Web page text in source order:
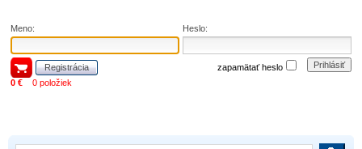
Meno: Heslo:
Registrácia Prihlásiť
zapamätať heslo
0 € 0 položiek